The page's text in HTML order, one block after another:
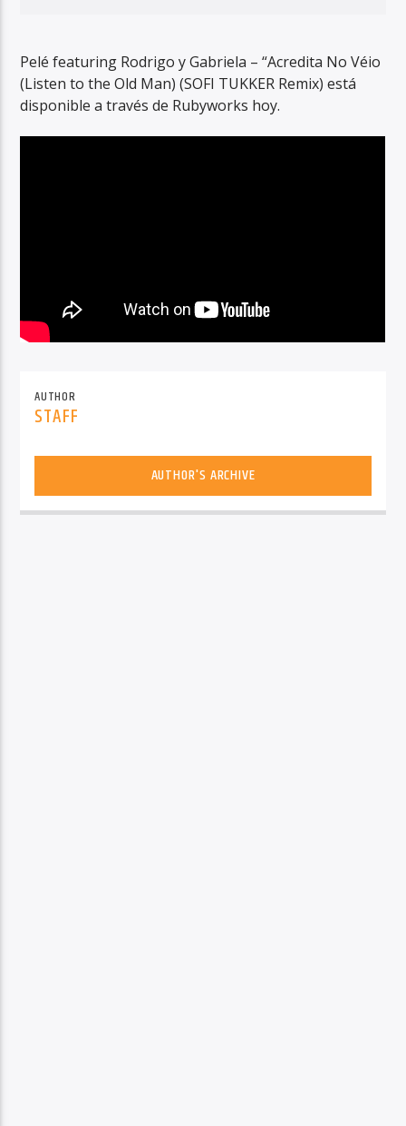
Pelé featuring Rodrigo y Gabriela – “Acredita No Véio
(Listen to the Old Man) (SOFI TUKKER Remix) está
disponible a través de Rubyworks hoy.
AUTHOR
STAFF
AUTHOR'S ARCHIVE